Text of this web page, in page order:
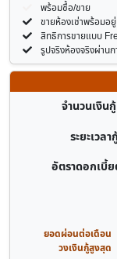
พร้อมซื้อ/ขาย
ขายห้องเช่าพร้อมอยู่
สิทธิการขายแบบ
รูปจริงห้องจริงผ่าน
จำนวนเงิน
ระยะเวล
อัตราดอกเบี้
ยอดผ่อนต่อเดือน
วงเงินกู้สูงสุด